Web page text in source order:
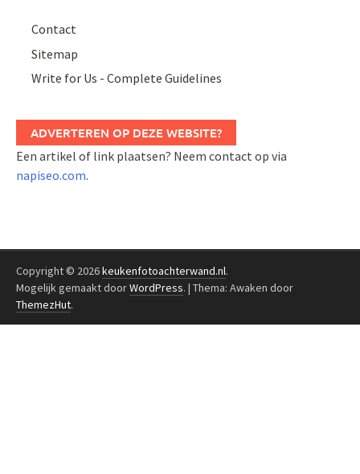
Contact
Sitemap
Write for Us - Complete Guidelines
ADVERTEREN OP DEZE WEBSITE?
Een artikel of link plaatsen? Neem contact op via
napiseo.com.
Copyright © 2026keukenfotoachterwand.nl.
Mogelijk gemaakt doorWordPress. | Thema: Awaken door
ThemezHut.